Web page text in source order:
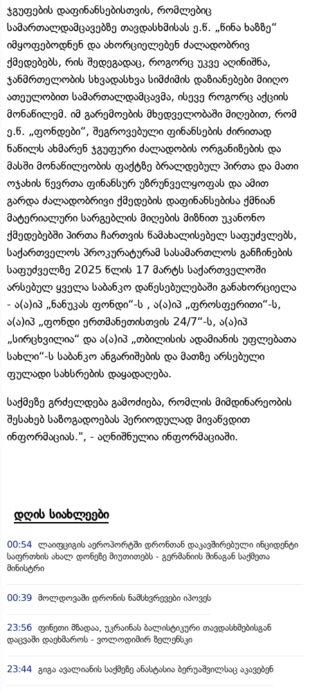
ჯგუფების დაფინანსებისთვის, რომლებიც
სამართალდამცავებზე თავდასხმისას ე.წ. „წინა ხაზზე“
იმყოფებოდნენ და ახორციელებენ ძალადობრივ
ქმედებებს, რის შედეგადაც, როგორც უკვე აღინიშნა,
ჯანმრთელობის სხვადასხვა სიმძიმის დაზიანებები მიიღო
ათეულობით სამართალდამცავმა, ისევე როგორც აქციის
მონაწილემ. იმ გარემოების მხედველობაში მიღებით, რომ
ე.წ. „ფონდები“, შეგროვებული ფინანსების ძირითად
ნაწილს ახმარენ ჯგუფური ძალადობის ორგანიზების და
მასში მონაწილეობის ფაქტზე ბრალდებულ პირთა და მათი
ოჯახის წევრთა ფინანსურ უზრუნველყოფას და ამით
გარდა ძალადობრივი ქმედების დაფინანსებისა ქმნიან
მატერიალური სარგებლის მიღების მიზნით უკანონო
ქმედებებში პირთა ჩართვის წამახალისებელ საფუძვლებს,
საქართველოს პროკურატურამ სასამართლოს განჩინების
საფუძველზე 2025 წლის 17 მარტს საქართველოში
არსებულ ყველა საბანკო დაწესებულებაში განახორციელა
- ა(ა)იპ „ნანუკას ფონდი“-ს , ა(ა)იპ „ფროსფერითი“-ს,
ა(ა)იპ „ფონდი ერთმანეთისთვის 24/7“-ს, ა(ა)იპ
„სირცხვილია“ და ა(ა)იპ „თბილისის ადამიანის უფლებათა
სახლი“-ს საბანკო ანგარიშების და მათზე არსებული
ფულადი სახსრების დაყადაღება.
საქმეზე გრძელდება გამოძიება, რომლის მიმდინარეობის
შესახებ საზოგადოებას პერიოდულად მივაწვდით
ინფორმაციას.", - აღნიშნულია ინფორმაციაში.
დღის სიახლეები
00:54 ლაიფციგის აეროპორტში დრონთან დაკავშირებული ინციდენტი
საფრთხის ახალ დონეზე მიუთითებს - გერმანიის შინაგან საქმეთა
მინისტრი
00:39 მოლდოვაში დრონის ნამსხვრევები იპოვეს
23:56 ფინეთი მზადაა, უკრაინას ბალისტიკური თავდასხმებისგან
დაცვაში დაეხმაროს - ვოლოდიმირ ზელენსკი
23:44 გიგა ავალიანის საქმეზე ანასტასია ბერუაშვილსაც აკავებენ